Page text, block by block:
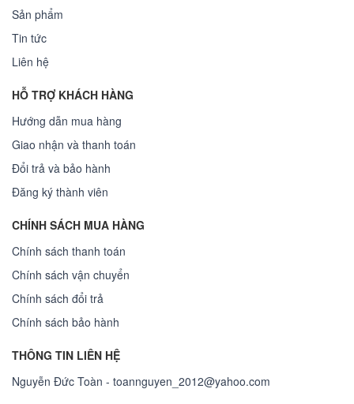
Sản phẩm
Tin tức
Liên hệ
HỖ TRỢ KHÁCH HÀNG
Hướng dẫn mua hàng
Giao nhận và thanh toán
Đổi trả và bảo hành
Đăng ký thành viên
CHÍNH SÁCH MUA HÀNG
Chính sách thanh toán
Chính sách vận chuyển
Chính sách đổi trả
Chính sách bảo hành
THÔNG TIN LIÊN HỆ
Nguyễn Đức Toàn - toannguyen_2012@yahoo.com